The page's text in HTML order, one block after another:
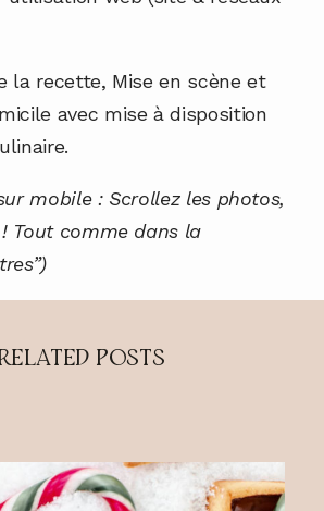
la recette, Mise en scène et
avec mise à disposition
mobile : Scrollez les photos,
Tout comme dans la
POSTS